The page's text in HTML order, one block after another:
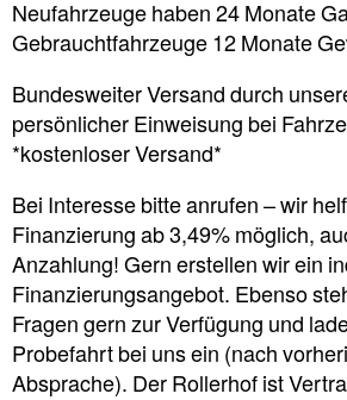
Neufahrzeuge haben 24 Monate
Gebrauchtfahrzeuge 12 Monate
Bundesweiter Versand durch
persönlicher Einweisung bei
*kostenloser Versand*
Bei Interesse bitte anrufen – wir
Finanzierung ab 3,49% möglich,
Anzahlung! Gern erstellen wir ein
Finanzierungsangebot. Ebenso
Fragen gern zur Verfügung und
Probefahrt bei uns ein (nach
Absprache). Der Rollerhof ist